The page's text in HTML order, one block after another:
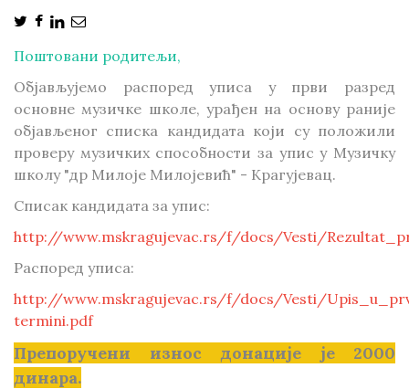
Поштовани родитељи,
Објављујемо распоред уписа у први разред
основне музичке школе, урађен на основу раније
објављеног списка кандидата који су положили
проверу музичких способности за упис у Музичку
школу "др Милоје Милојевић" - Крагујевац.
Списак кандидата за упис:
http://www.mskragujevac.rs/f/docs/Vesti/
Распоред уписа:
http://www.mskragujevac.rs/f/docs/Vesti/
termini.pdf
Препоручени износ донације је 2000
динара.